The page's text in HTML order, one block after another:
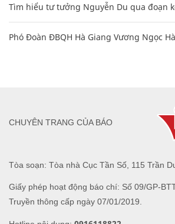
Tìm hiểu tư tưởng Nguyễn Du qua đoạn
Phó Đoàn ĐBQH Hà Giang Vương Ngọc
Tòa soạn: Tòa nhà Cục Tần Số, 115 Trần
Giấy phép hoạt động báo chí: Số 09/GP-
Truyền thông cấp ngày 07/01/2019.
CHUYÊN TRANG CỦA BÁO